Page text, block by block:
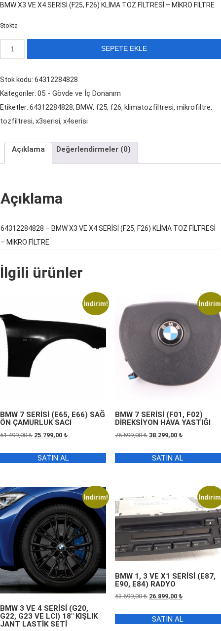
fiyat:
BMW X3 VE X4 SERİSİ (F25, F26) KLİMA TOZ FİLTRESİ – MİKRO FİLTRE
Stokta
BMW
X3
KLİMA
MİKRO
adet
SEPETE EKLE
Stok kodu: 64312284828
Kategoriler: 05 - Gövde ve İç Donanım
Etiketler: 64312284828, BMW, f25, f26, klimatozfiltresi, mikrofiltre,
tozfiltresi, x3serisi, x4serisi
Açıklama Değerlendirmeler (0)
Açıklama
64312284828 – BMW X3 VE X4 SERİSİ (F25, F26) KLİMA TOZ FİLTRESİ
– MİKRO FİLTRE
İlgili ürünler
İndirim!
BMW 7 SERİSİ (E65, E66) SAĞ
ÖN ÇAMURLUK SACI
51.499,00₺ Orijinal
51.499,00 ₺.
25.799,00 ₺Şu
fiyat:
25.799,00 ₺.
SATIN AL
BMW 7 SERİSİ (F01, F02)
DİREKSİYON HAVA YASTIĞI
76.599,00₺ Orijinal
76.599,00 ₺.
38.299,00 ₺Şu
fiyat:
38.299,00 ₺.
SATIN AL
İndirim!
BMW 3 VE 4 SERİSİ (G20,
G22, G23 VE LCI) 18″ KIŞLIK
JANT LASTİK SETİ
BMW 1, 3 VE X1 SERİSİ (E87,
E90, E84) RADYO
53.699,00₺ Orijinal
53.699,00 ₺.
26.899,00 ₺Şu
fiyat:
26.899,00 ₺.
SATIN AL